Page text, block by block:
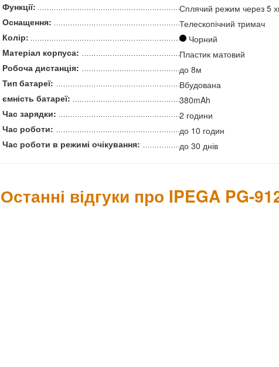
Функції:
Сплячий режим через 5
Оснащення:
Телескопічний тримач
Колір:
Чорний
Матеріал корпуса:
Пластик матовий
Робоча дистанція:
до 8м
Тип батареї:
Вбудована
ємність батареї:
380mAh
Час зарядки:
2 години
Час роботи:
до 10 годин
Час роботи в режимі очікування:
до 30 днів
Останні відгуки про IPEGA PG-